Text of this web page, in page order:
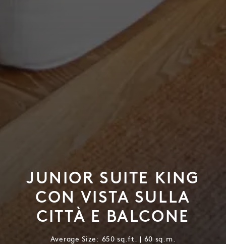
JUNIOR SUITE KING
CON VISTA SULLA
CITTÀ E BALCONE
Average Size: 650 sq.ft. | 60 sq.m.